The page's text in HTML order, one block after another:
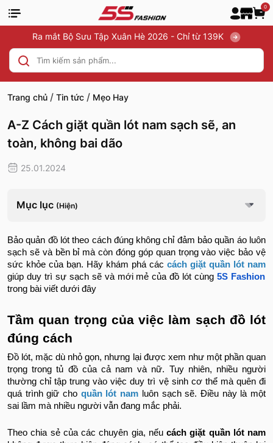
0
Ra mắt Bộ Sưu Tập Xuân Hè 2026 - Chỉ từ 139K
Trang chủ / Tin tức / Mẹo Hay
A-Z Cách giặt quần lót nam sạch sẽ, an
toàn, không bai dão
25.01.2024
Mục lục (Hiện)
Bảo quản đồ lót theo cách đúng không chỉ đảm bảo quần áo luôn
sạch sẽ và bền bỉ mà còn đóng góp quan trọng vào việc bảo vệ
sức khỏe của bạn. Hãy khám phá các cách giặt quần lót nam
giúp duy trì sự sạch sẽ và mới mẻ của đồ lót cùng5S Fashion
trong bài viết dưới đây
Tầm quan trọng của việc làm sạch đồ lót
đúng cách
Đồ lót, mặc dù nhỏ gọn, nhưng lại được xem như một phần quan
trọng trong tủ đồ của cả nam và nữ. Tuy nhiên, nhiều người
thường chỉ tập trung vào việc duy trì vệ sinh cơ thể mà quên đi
quá trình giữ cho quần lót nam luôn sạch sẽ. Điều này là một
sai lầm mà nhiều người vẫn đang mắc phải.
Theo chia sẻ của các chuyên gia, nếu cách giặt quần lót nam